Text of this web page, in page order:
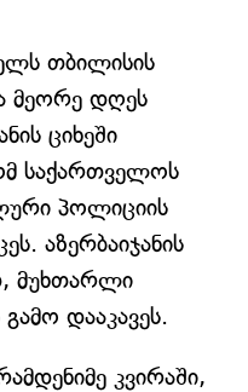
თბილისის
მეორე დღეს
ციხეში
საქართველოს
პოლიციის
აზერბაიჯანის
მუხთარლი
დააკავეს.
კვირაში,